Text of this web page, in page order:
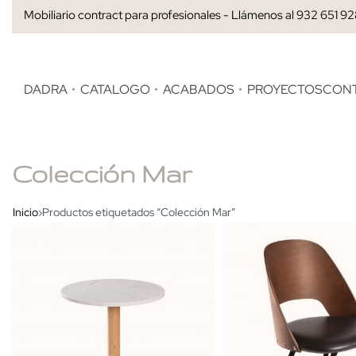
Mobiliario contract para profesionales - Llámenos al 932 651
DADRA CATALOGO ACABADOS PROYECTOS
Colección Mar
Inicio›Productos etiquetados “Colección Mar”